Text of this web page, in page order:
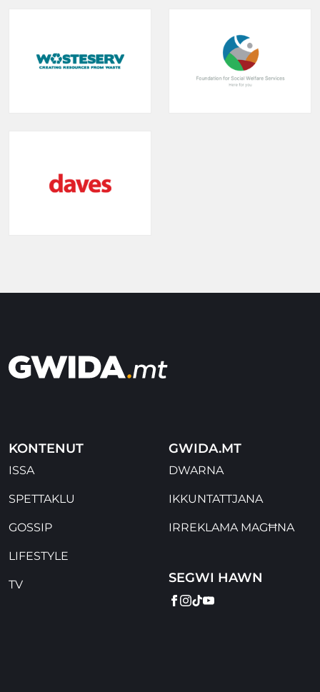
KONTENUT
ISSA
SPETTAKLU
GOSSIP
LIFESTYLE
TV
GWIDA.MT
DWARNA
IKKUNTATTJANA
IRREKLAMA MAGĦNA
SEGWI HAWN
FACEBOOK
INSTAGRAM
TIKTOK
YOUTUBE